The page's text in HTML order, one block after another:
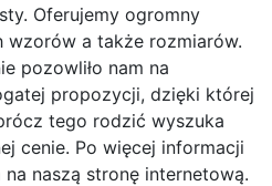
Oferujemy ogromny
wzorów a także rozmiarów.
pozowliło nam na
propozycji, dzięki której
tego rodzić wyszuka
cenie. Po więcej informacji
naszą stronę internetową.